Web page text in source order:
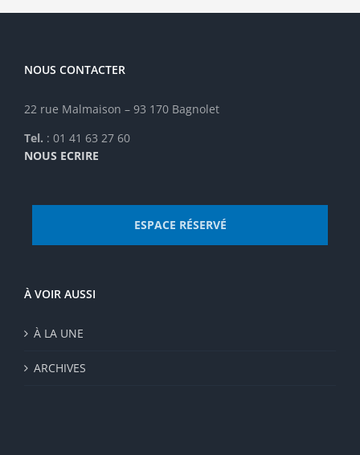
NOUS CONTACTER
22 rue Malmaison – 93 170 Bagnolet
Tel. : 01 41 63 27 60
NOUS ECRIRE
ESPACE RÉSERVÉ
À VOIR AUSSI
À LA UNE
ARCHIVES